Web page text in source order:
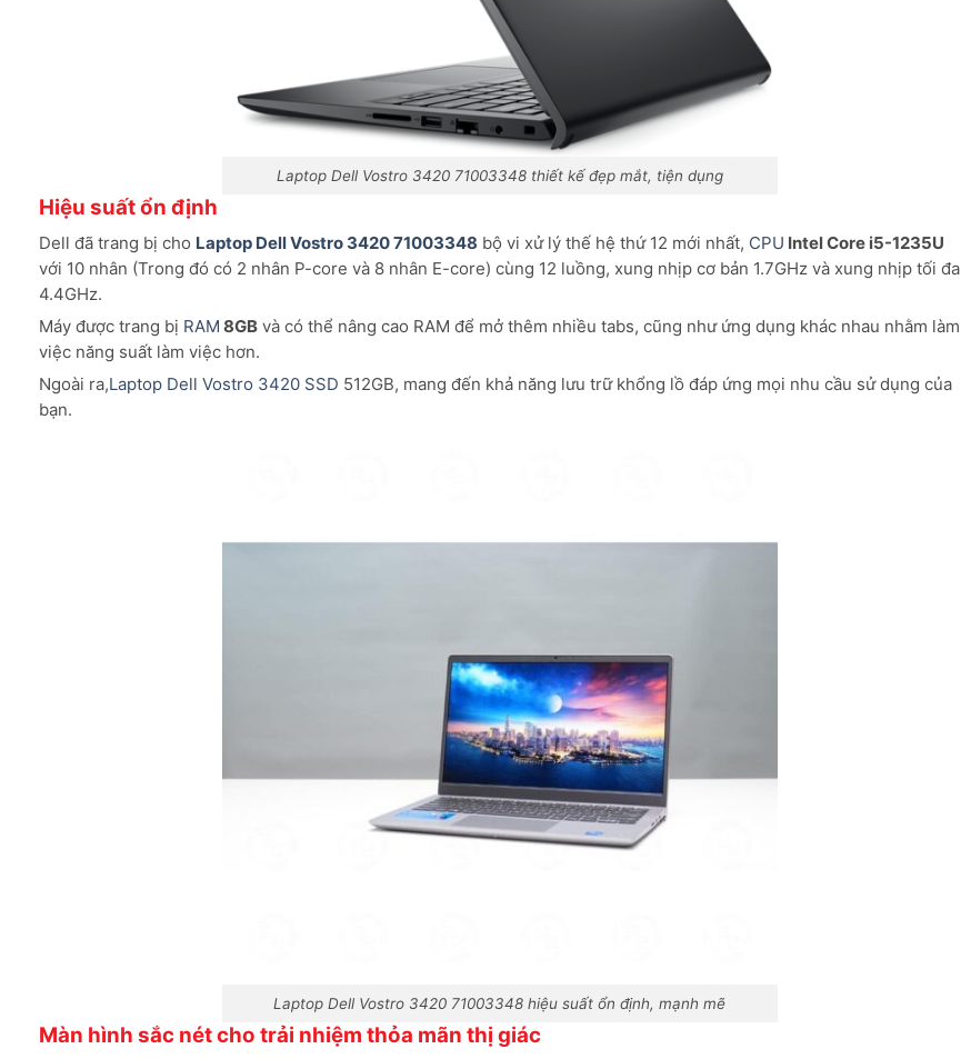
Laptop Dell Vostro 3420 71003348 thiết kế đẹp mắt, tiện dụng
Hiệu suất ổn định
Dell đã trang bị cho Laptop Dell Vostro 3420 71003348 bộ vi xử lý thế hệ thứ 12 mới nhất, CPU Intel Core i5-1235U
với 10 nhân (Trong đó có 2 nhân P-core và 8 nhân E-core) cùng 12 luồng, xung nhịp cơ bản 1.7GHz và xung nhịp tối đa
4.4GHz.
Máy được trang bị RAM 8GB và có thể nâng cao RAM để mở thêm nhiều tabs, cũng như ứng dụng khác nhau nhằm làm
việc năng suất làm việc hơn.
Ngoài ra,Laptop Dell Vostro 3420 SSD 512GB, mang đến khả năng lưu trữ khổng lồ đáp ứng mọi nhu cầu sử dụng của
bạn.
Laptop Dell Vostro 3420 71003348 hiệu suất ổn định, mạnh mẽ
Màn hình sắc nét cho trải nhiệm thỏa mãn thị giác